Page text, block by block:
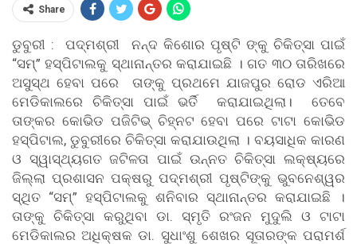
Share
ଡୁବୁରୀ : ପଦ୍ମଶ୍ରୀ ନନ୍ଦ କିଶୋର ପୃଷ୍ଟି ଙ୍କୁ ଚିକିତ୍ସା ପାଇଁ
“ସମ୍” ହସ୍ପିଟାଲକୁ ସ୍ଥାନାନ୍ତର କରାଯାଇଛି । ଗତ ୩୦ ତାରିଖରେ
ଅସୁସ୍ଥ ହେବା ପରେ ତାଙ୍କୁ ପ୍ରଥମେ ଯାଜପୁର ରୋଡ ଏରିଆ
ମେଡିକାଲରେ ଚିକିତ୍ସା ପାଇଁ ଭର୍ତି କରାଯାଇଥିଲା। ତେବେ
ତାଙ୍କର କୋଭିଡ ପଜିଟିଭ୍ ଚିହ୍ନଟ ହେବା ପରେ ଟାଟା କୋଭିଡ
ହସ୍ପିଟାଲ, ଡୁବୁରୀରେ ଚିକିତ୍ସା କରାଯାଉଥିଲା । ବୟସାଧିକ କାରଣ
ଓ ସ୍ୱାସ୍ଥ୍ୟଗତ ଜଟିଳତା ପାଇଁ ଉନ୍ନତ ଚିକିତ୍ସା ଲକ୍ଷ୍ୟରେ
ଜିଲ୍ଲା ପ୍ରଶାସନ ପକ୍ଷରୁ ପଦ୍ମଶ୍ରୀ ପୃଷ୍ଟିଙ୍କୁ ଭୁବନେଶ୍ୱର
ସ୍ଥିତ “ସମ୍” ହସ୍ପିଟାଲକୁ ଶନିବାର ସ୍ଥାନାନ୍ତର କରାଯାଇଛି ।
ତାଙ୍କୁ ଚିକିତ୍ସା କରୁଥିବା ଡା. ସ୍ମୃତି ରଂଜନ ମୁଦୁଲି ଓ ଟାଟା
ମେଡିକାଲର ଅଧିକ୍ଷକ ଡା. ସୁଧାଂଶୁ ଶେଖର ସୂତାରଙ୍କ ପରାମର୍ଶ